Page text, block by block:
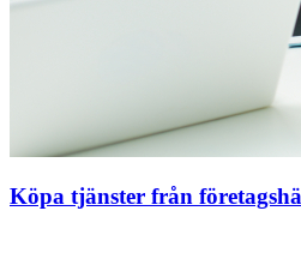
Köpa tjänster från